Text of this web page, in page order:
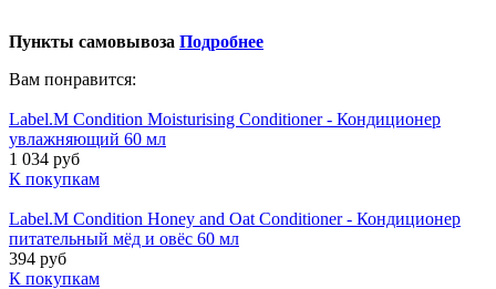
Пункты самовывоза Подробнее
Вам понравится:
Label.M Condition Moisturising Conditioner - Кондиционер
увлажняющий 60 мл
1 034 руб
К покупкам
Label.M Condition Honey and Oat Conditioner - Кондиционер
питательный мёд и овёс 60 мл
394 руб
К покупкам